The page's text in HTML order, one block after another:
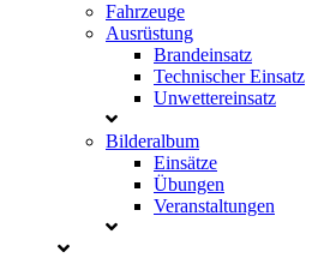
Fahrzeuge
Ausrüstung
Brandeinsatz
Technischer Einsatz
Unwettereinsatz
Bilderalbum
Einsätze
Übungen
Veranstaltungen